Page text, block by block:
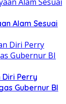
Alam Sesuai
Diri Perry
Gubernur BI